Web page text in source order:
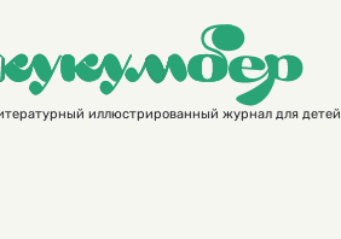
иллюстрированный журнал для детей